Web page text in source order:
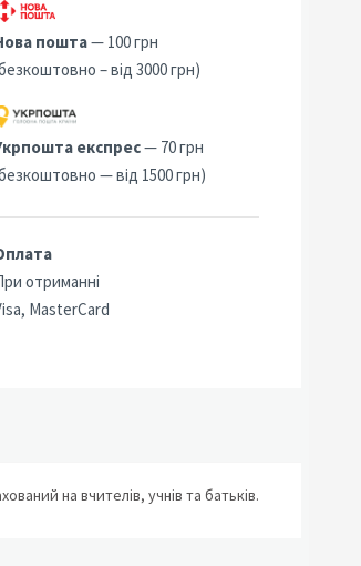
пошта— 100 грн
– від 3000 грн)
експрес— 70 грн
— від 1500 грн)
отриманні
MasterCard
на вчителів, учнів та батьків.